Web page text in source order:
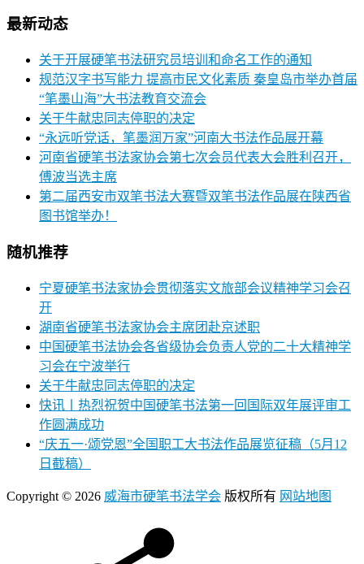
最新动态
关于开展硬笔书法研究员培训和命名工作的通知
规范汉字书写能力 提高市民文化素质 秦皇岛市举办首届
“笔墨山海”大书法教育交流会
关于牛献忠同志停职的决定
“永远听党话，笔墨润万家”河南大书法作品展开幕
河南省硬笔书法家协会第七次会员代表大会胜利召开，
傅波当选主席
第二届西安市双笔书法大赛暨双笔书法作品展在陕西省
图书馆举办！
随机推荐
宁夏硬笔书法家协会贯彻落实文旅部会议精神学习会召
开
湖南省硬笔书法家协会主席团赴京述职
中国硬笔书法协会各省级协会负责人党的二十大精神学
习会在宁波举行
关于牛献忠同志停职的决定
快讯丨热烈祝贺中国硬笔书法第一回国际双年展评审工
作圆满成功
“庆五一·颂党恩”全国职工大书法作品展览征稿（5月12
日截稿）
Copyright © 2026 威海市硬笔书法学会 版权所有 网站地图